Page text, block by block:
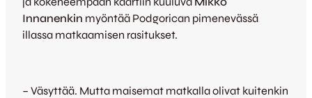
Innanenkin myöntää Podgorican pimenevässä
illassa matkaamisen rasitukset.
– Väsyttää. Mutta maisemat matkalla olivat kuitenkin